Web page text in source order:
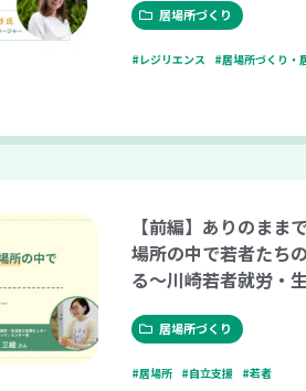
tup vol.30）
居場所づくり
#レジリエンス #居場所づくり・
【前編】ありのまま
場所の中で若者たち
る～川崎若者就労・
居場所づくり
#居場所 #自立支援 #若者